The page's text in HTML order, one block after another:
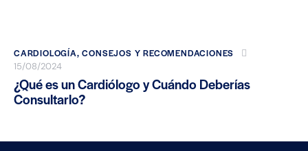
CARDIOLOGÍA,CONSEJOS Y RECOMENDACIONES
15/08/2024
¿Qué es un Cardiólogo y Cuándo Deberías
Consultarlo?